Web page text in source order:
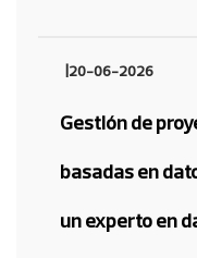
|20-06-2026
Gestión de
basadas en
un experto en